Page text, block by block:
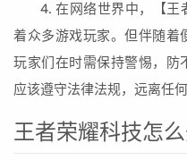
4. 在网络世界中，【王
着众多游戏玩家。但伴随着
玩家们在时需保持警惕，防
应该遵守法律法规，远离任何
王者荣耀科技怎